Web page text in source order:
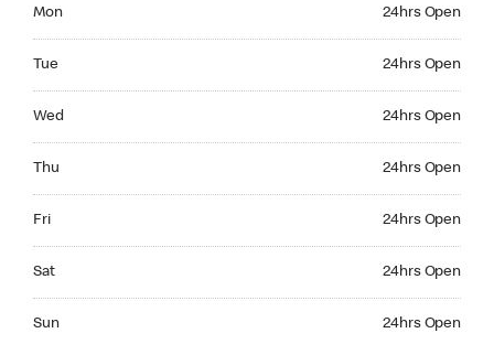
Mon 24hrs Open
Tue 24hrs Open
Wed 24hrs Open
Thu 24hrs Open
Fri 24hrs Open
Sat 24hrs Open
Sun 24hrs Open